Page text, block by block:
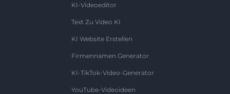
KI-Videoeditor
Text Zu Video KI
KI Website Erstellen
Firmennamen Generator
KI-TikTok-Video-Generator
YouTube-Videoideen